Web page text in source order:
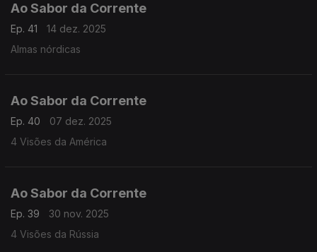
Ao Sabor da Corrente
Ep. 41
14 dez. 2025
Almas nórdicas
Ao Sabor da Corrente
Ep. 40
07 dez. 2025
4 Visões da América
Ao Sabor da Corrente
Ep. 39
30 nov. 2025
4 Visões da Rússia